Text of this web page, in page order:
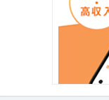
社会福祉法人葛飾福祉館
昇
｜高給与｜ ｜経験者優
＜学童保育指導員＞ 学…